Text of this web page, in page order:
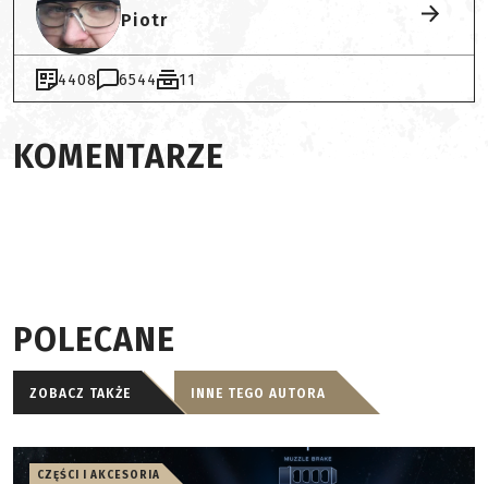
Piotr
4408 6544 11
KOMENTARZE
POLECANE
ZOBACZ TAKŻE INNE TEGO AUTORA
CZĘŚCI I AKCESORIA